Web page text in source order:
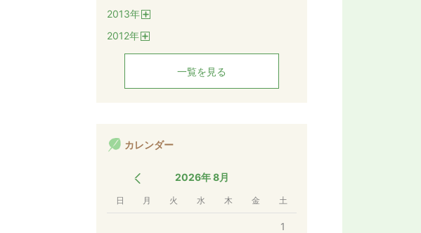
2013年
2012年
一覧を見る
カレンダー
2026年 8月
日 月 火 水 木 金 土
1